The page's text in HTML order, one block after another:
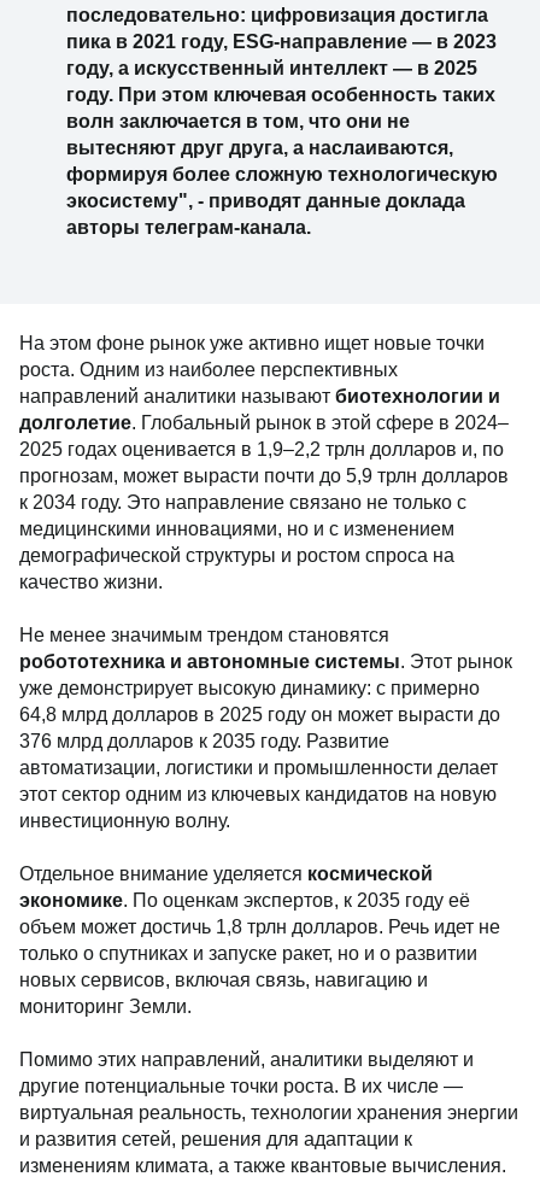
последовательно: цифровизация достигла
пика в 2021 году, ESG-направление — в 2023
году, а искусственный интеллект — в 2025
году. При этом ключевая особенность таких
волн заключается в том, что они не
вытесняют друг друга, а наслаиваются,
формируя более сложную технологическую
экосистему", - приводят данные доклада
авторы телеграм-канала.
На этом фоне рынок уже активно ищет новые точки
роста. Одним из наиболее перспективных
направлений аналитики называют биотехнологии и
долголетие. Глобальный рынок в этой сфере в 2024–
2025 годах оценивается в 1,9–2,2 трлн долларов и, по
прогнозам, может вырасти почти до 5,9 трлн долларов
к 2034 году. Это направление связано не только с
медицинскими инновациями, но и с изменением
демографической структуры и ростом спроса на
качество жизни.
Не менее значимым трендом становятся
робототехника и автономные системы. Этот рынок
уже демонстрирует высокую динамику: с примерно
64,8 млрд долларов в 2025 году он может вырасти до
376 млрд долларов к 2035 году. Развитие
автоматизации, логистики и промышленности делает
этот сектор одним из ключевых кандидатов на новую
инвестиционную волну.
Отдельное внимание уделяется космической
экономике. По оценкам экспертов, к 2035 году её
объем может достичь 1,8 трлн долларов. Речь идет не
только о спутниках и запуске ракет, но и о развитии
новых сервисов, включая связь, навигацию и
мониторинг Земли.
Помимо этих направлений, аналитики выделяют и
другие потенциальные точки роста. В их числе —
виртуальная реальность, технологии хранения энергии
и развития сетей, решения для адаптации к
изменениям климата, а также квантовые вычисления.